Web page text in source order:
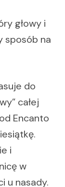
głowy i
sposób na
do
całej
Encanto
i
w
u nasady.